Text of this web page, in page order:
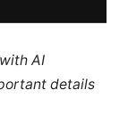
AI
details